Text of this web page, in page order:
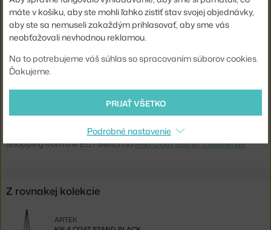
Šírka:
54 cm
Farba:
javor
Materiál:
javorové drevo, oceľ, polyamid
Typ vešiaku:
stojaci
6438305007457
Jste z Česka? Přejděte naKiila Coat Stand, clear/white
Shopping from the EU? Switch toKiila Coat Stand, clear/white
Z rovnakej kolekcie
ARTEK
máte v košíku, aby ste mohli ľahko zistiť stav svojej objednávky,
aby ste sa nemuseli zakaždým prihlasovať, aby sme vás
neobťažovali nevhodnou reklamou.
Na to potrebujeme váš súhlas so spracovaním súborov cookies.
Ďakujeme.
PRIJAŤ VŠETKO
Podrobné nastavenie